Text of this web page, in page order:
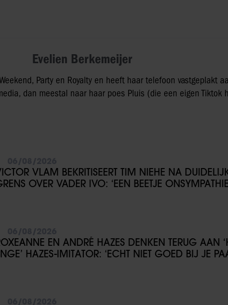
Evelien Berkemeijer
Party en Royalty en heeft haar telefoon vastgeplakt
dan meestal naar haar poes Pluis (die een eigen Tiktok
VLAM BEKRITISEERT TIM NIEHE NA
OVER VADER IVO: ‘EEN BEETJE
EN ANDRÉ HAZES DENKEN TERUG AAN
HAZES-IMITATOR: ‘ECHT NIET GOED BIJ JE